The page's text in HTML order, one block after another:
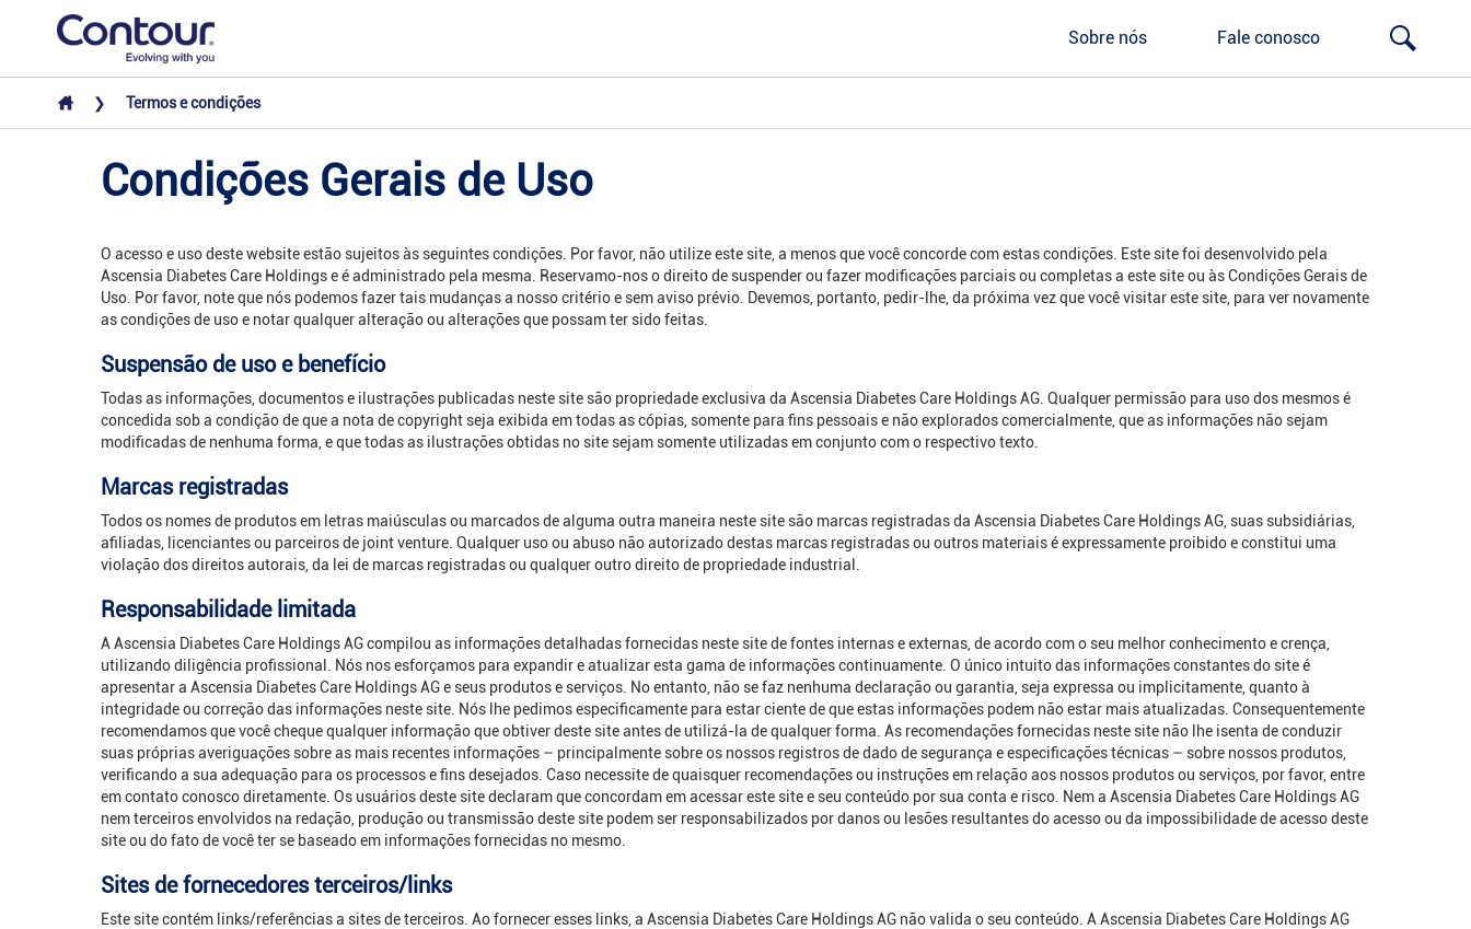
Sobre nós Fale conosco
Termos e condições
Condições Gerais de Uso
O acesso e uso deste website estão sujeitos às seguintes condições. Por favor, não utilize este site, a menos que você concorde com estas condições. Este site foi desenvolvido pela
Ascensia Diabetes Care Holdings e é administrado pela mesma. Reservamo-nos o direito de suspender ou fazer modificações parciais ou completas a este site ou às Condições Gerais de
Uso. Por favor, note que nós podemos fazer tais mudanças a nosso critério e sem aviso prévio. Devemos, portanto, pedir-lhe, da próxima vez que você visitar este site, para ver novamente
as condições de uso e notar qualquer alteração ou alterações que possam ter sido feitas.
Suspensão de uso e benefício
Todas as informações, documentos e ilustrações publicadas neste site são propriedade exclusiva da Ascensia Diabetes Care Holdings AG. Qualquer permissão para uso dos mesmos é
concedida sob a condição de que a nota de copyright seja exibida em todas as cópias, somente para fins pessoais e não explorados comercialmente, que as informações não sejam
modificadas de nenhuma forma, e que todas as ilustrações obtidas no site sejam somente utilizadas em conjunto com o respectivo texto.
Marcas registradas
Todos os nomes de produtos em letras maiúsculas ou marcados de alguma outra maneira neste site são marcas registradas da Ascensia Diabetes Care Holdings AG, suas subsidiárias,
afiliadas, licenciantes ou parceiros de joint venture. Qualquer uso ou abuso não autorizado destas marcas registradas ou outros materiais é expressamente proibido e constitui uma
violação dos direitos autorais, da lei de marcas registradas ou qualquer outro direito de propriedade industrial.
Responsabilidade limitada
A Ascensia Diabetes Care Holdings AG compilou as informações detalhadas fornecidas neste site de fontes internas e externas, de acordo com o seu melhor conhecimento e crença,
utilizando diligência profissional. Nós nos esforçamos para expandir e atualizar esta gama de informações continuamente. O único intuito das informações constantes do site é
apresentar a Ascensia Diabetes Care Holdings AG e seus produtos e serviços. No entanto, não se faz nenhuma declaração ou garantia, seja expressa ou implicitamente, quanto à
integridade ou correção das informações neste site. Nós lhe pedimos especificamente para estar ciente de que estas informações podem não estar mais atualizadas. Consequentemente
recomendamos que você cheque qualquer informação que obtiver deste site antes de utilizá-la de qualquer forma. As recomendações fornecidas neste site não lhe isenta de conduzir
suas próprias averiguações sobre as mais recentes informações – principalmente sobre os nossos registros de dado de segurança e especificações técnicas – sobre nossos produtos,
verificando a sua adequação para os processos e fins desejados. Caso necessite de quaisquer recomendações ou instruções em relação aos nossos produtos ou serviços, por favor, entre
em contato conosco diretamente. Os usuários deste site declaram que concordam em acessar este site e seu conteúdo por sua conta e risco. Nem a Ascensia Diabetes Care Holdings AG
nem terceiros envolvidos na redação, produção ou transmissão deste site podem ser responsabilizados por danos ou lesões resultantes do acesso ou da impossibilidade de acesso deste
site ou do fato de você ter se baseado em informações fornecidas no mesmo.
Sites de fornecedores terceiros/links
Este site contém links/referências a sites de terceiros. Ao fornecer esses links, a Ascensia Diabetes Care Holdings AG não valida o seu conteúdo. A Ascensia Diabetes Care Holdings AG